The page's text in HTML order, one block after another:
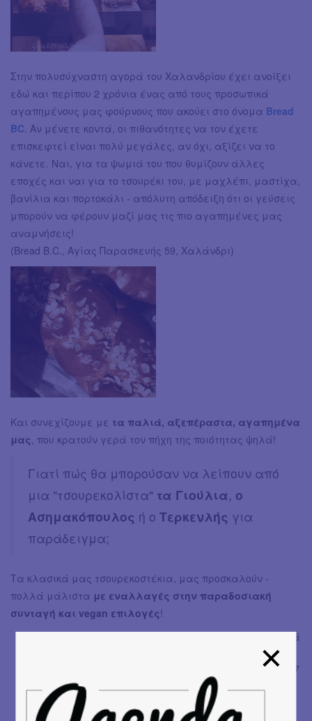
Στην πολυσύχναστη αγορά του Χαλανδρίου έχει ανοίξει
εδώ και περίπου 2 χρόνια ένας από τους προσωπικά
αγαπημένους μας φούρνους που ακούει στο όνομα Bread
BC. Αν μένετε κοντά, οι πιθανότητες να τον έχετε
επισκεφτεί είναι πολύ μεγάλες, αν όχι, αξίζει να το
κάνετε. Ναι, για τα ψωμιά του που θυμίζουν άλλες
εποχές και ναι για το τσουρέκι του, με μαχλέπι, μαστίχα,
βανίλια και πορτοκάλι - απόλυτη απόδειξη ότι οι γεύσεις
μπορούν να φέρουν μαζί μας τις πιο αγαπημένες μας
αναμνήσεις!
(Bread B.C., Αγίας Παρασκευής 59, Χαλάνδρι)
Και συνεχίζουμε με τα παλιά, αξεπέραστα, αγαπημένα
μας, που κρατούν γερά τον πήχη της ποιότητας ψηλά!
Γιατί πώς θα μπορούσαν να λείπουν από
μια "τσουρεκολίστα" τα Γιούλια, ο
Ασημακόπουλος ή ο Τερκενλής για
παράδειγμα;
Τα κλασικά μας τσουρεκοστέκια, μας προσκαλούν -
πολλά μάλιστα με εναλλαγές στην παραδοσιακή
συνταγή και vegan επιλογές!
, Νέα Ιωνία (σε 3 διευθύνσεις αναλυτικά
, Κερκύρας 39 & Παξών, Κυψέλη, 210 8211107
Lido, Χρεμωνίδου 35, Παγκράτι, 210 7516898
Μαξίμ
, Τσακίρογλου 23 & Κοραή, Νέα Σμύρνη, 210
9324603